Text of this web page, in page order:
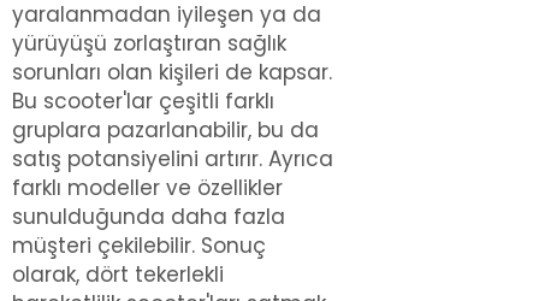
yaralanmadan iyileşen ya da
yürüyüşü zorlaştıran sağlık
sorunları olan kişileri de kapsar.
Bu scooter'lar çeşitli farklı
gruplara pazarlanabilir, bu da
satış potansiyelini artırır. Ayrıca
farklı modeller ve özellikler
sunulduğunda daha fazla
müşteri çekilebilir. Sonuç
olarak, dört tekerlekli